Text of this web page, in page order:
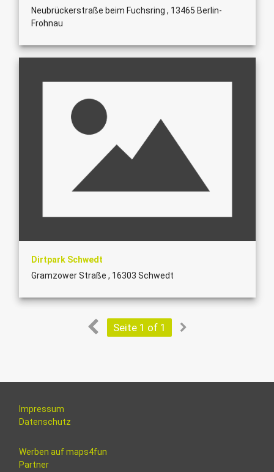
Neubrückerstraße beim Fuchsring , 13465 Berlin-
Frohnau
Dirtpark Schwedt
Gramzower Straße , 16303 Schwedt
Seite 1 of 1
Impressum
Datenschutz
Werben auf maps4fun
Partner